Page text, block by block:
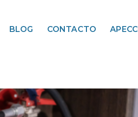
BLOG CONTACTO